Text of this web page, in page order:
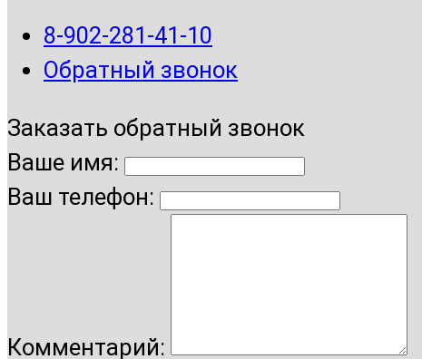
8-902-281-41-10
Обратный звонок
Заказать обратный звонок
Ваше имя:
Ваш телефон:
Комментарий: